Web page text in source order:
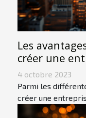
Les
créer une
4 octobre 2023
Parmi les
créer une